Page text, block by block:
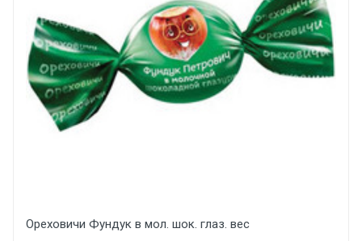
Ореховичи Фундук в мол. шок. глаз. вес